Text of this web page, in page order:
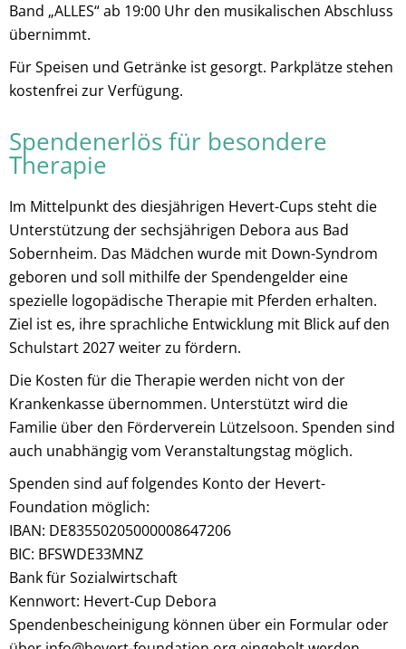
Band „ALLES“ ab 19:00 Uhr den musikalischen Abschluss
übernimmt.
Für Speisen und Getränke ist gesorgt. Parkplätze stehen
kostenfrei zur Verfügung.
Spendenerlös für besondere
Therapie
Im Mittelpunkt des diesjährigen Hevert-Cups steht die
Unterstützung der sechsjährigen Debora aus Bad
Sobernheim. Das Mädchen wurde mit Down-Syndrom
geboren und soll mithilfe der Spendengelder eine
spezielle logopädische Therapie mit Pferden erhalten.
Ziel ist es, ihre sprachliche Entwicklung mit Blick auf den
Schulstart 2027 weiter zu fördern.
Die Kosten für die Therapie werden nicht von der
Krankenkasse übernommen. Unterstützt wird die
Familie über den Förderverein Lützelsoon. Spenden sind
auch unabhängig vom Veranstaltungstag möglich.
Spenden sind auf folgendes Konto der Hevert-
Foundation möglich:
IBAN: DE83550205000008647206
BIC: BFSWDE33MNZ
Bank für Sozialwirtschaft
Kennwort: Hevert-Cup Debora
Spendenbescheinigung können über ein Formular oder